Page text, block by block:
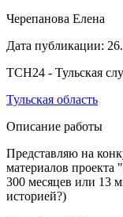
Черепанова Елена
Дата публикации:
ТСН24 - Тульская
Тульская область
Описание работы
Представляю на
материалов проекта
300 месяцев или 13
историей?)